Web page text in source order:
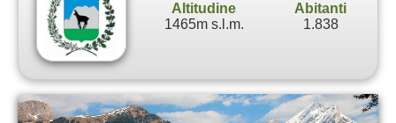
Altitudine
1465m s.l.m.
Abitanti
1.838